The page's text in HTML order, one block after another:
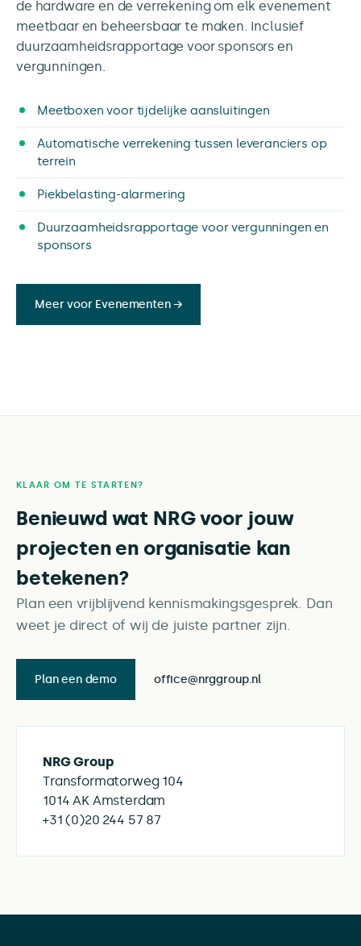
de hardware en de verrekening om elk evenement
meetbaar en beheersbaar te maken. Inclusief
duurzaamheidsrapportage voor sponsors en
vergunningen.
Meetboxen voor tijdelijke aansluitingen
Automatische verrekening tussen leveranciers op
terrein
Piekbelasting-alarmering
Duurzaamheidsrapportage voor vergunningen en
sponsors
Meer voor Evenementen →
KLAAR OM TE STARTEN?
Benieuwd wat NRG voor jouw
projecten en organisatie kan
betekenen?
Plan een vrijblijvend kennismakingsgesprek. Dan
weet je direct of wij de juiste partner zijn.
Plan een demo office@nrggroup.nl
NRG Group
Transformatorweg 104
1014 AK Amsterdam
+31 (0)20 244 57 87